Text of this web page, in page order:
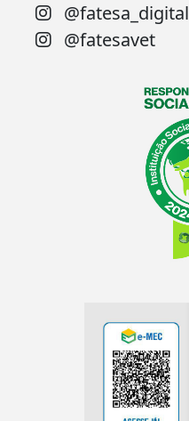
@fatesa_digital
@fatesavet